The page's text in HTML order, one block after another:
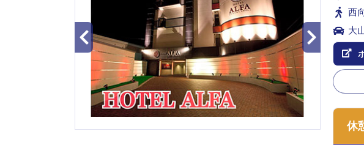
西
大
休